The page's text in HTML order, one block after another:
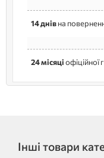
14 днівна
24 місяціофіційної
Інші товари